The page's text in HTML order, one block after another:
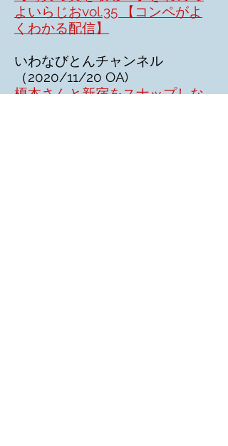
よいらじおvol.35 【コンペがよ
くわかる配信】
いわなびとんチャンネル
（2020/11/20 OA)
榎本さんと新宿をスナップしな